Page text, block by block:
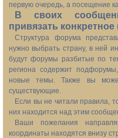
первую очередь, а посещение
В своих
привязать
Структура форума
нужно выбрать страну, в ней
будут форумы разбитые по
региона содержит
новые темы. Также вы
существующие.
Если вы не читали правила,
них находится над этим
Ваши пожелания
координаты находятся внизу